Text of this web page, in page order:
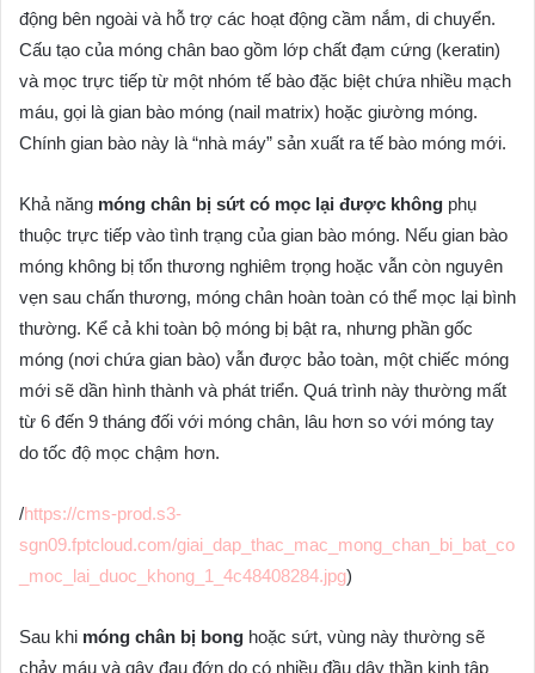
động bên ngoài và hỗ trợ các hoạt động cầm nắm, di chuyển.
Cấu tạo của móng chân bao gồm lớp chất đạm cứng (keratin)
và mọc trực tiếp từ một nhóm tế bào đặc biệt chứa nhiều mạch
máu, gọi là gian bào móng (nail matrix) hoặc giường móng.
Chính gian bào này là “nhà máy” sản xuất ra tế bào móng mới.
Khả năng móng chân bị sứt có mọc lại được không phụ
thuộc trực tiếp vào tình trạng của gian bào móng. Nếu gian bào
móng không bị tổn thương nghiêm trọng hoặc vẫn còn nguyên
vẹn sau chấn thương, móng chân hoàn toàn có thể mọc lại bình
thường. Kể cả khi toàn bộ móng bị bật ra, nhưng phần gốc
móng (nơi chứa gian bào) vẫn được bảo toàn, một chiếc móng
mới sẽ dần hình thành và phát triển. Quá trình này thường mất
từ 6 đến 9 tháng đối với móng chân, lâu hơn so với móng tay
do tốc độ mọc chậm hơn.
/https://cms-prod.s3-
sgn09.fptcloud.com/giai_dap_thac_mac_mong_chan_bi_bat_co
_moc_lai_duoc_khong_1_4c48408284.jpg)
Sau khi móng chân bị bong hoặc sứt, vùng này thường sẽ
chảy máu và gây đau đớn do có nhiều đầu dây thần kinh tập